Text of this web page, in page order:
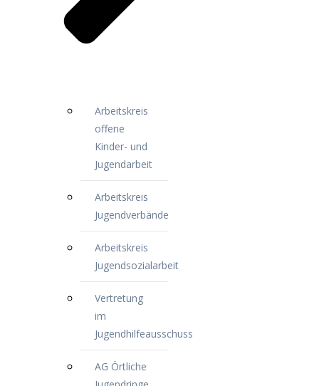
Arbeitskreis
offene
Kinder- und
Jugendarbeit
Arbeitskreis
Jugendverbände
Arbeitskreis
Jugendsozialarbeit
Vertretung
im
Jugendhilfeausschuss
AG Örtliche